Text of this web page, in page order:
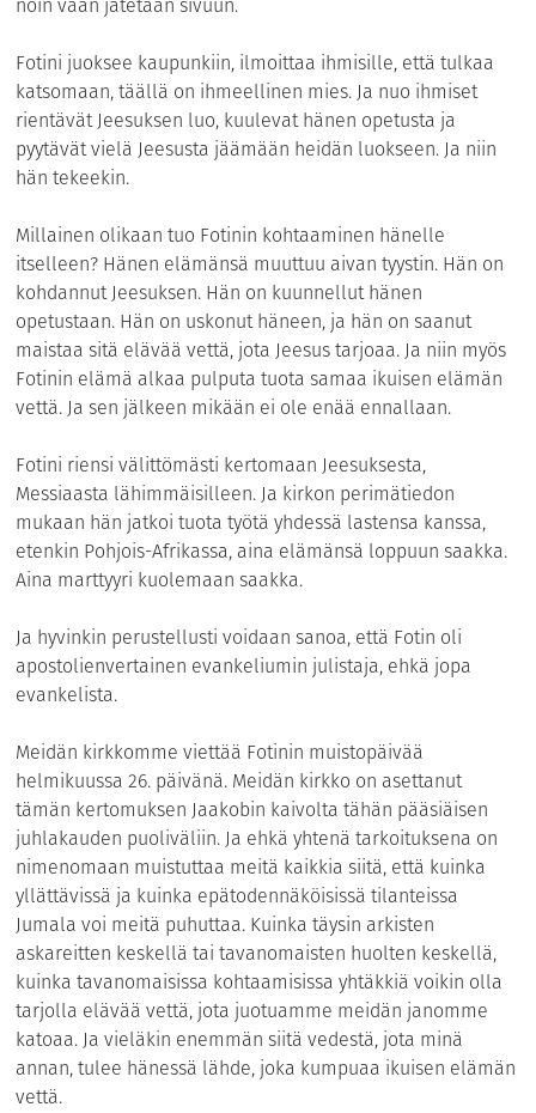
noin vaan jätetään sivuun.
Fotini juoksee kaupunkiin, ilmoittaa ihmisille, että tulkaa
katsomaan, täällä on ihmeellinen mies. Ja nuo ihmiset
rientävät Jeesuksen luo, kuulevat hänen opetusta ja
pyytävät vielä Jeesusta jäämään heidän luokseen. Ja niin
hän tekeekin.
Millainen olikaan tuo Fotinin kohtaaminen hänelle
itselleen? Hänen elämänsä muuttuu aivan tyystin. Hän on
kohdannut Jeesuksen. Hän on kuunnellut hänen
opetustaan. Hän on uskonut häneen, ja hän on saanut
maistaa sitä elävää vettä, jota Jeesus tarjoaa. Ja niin myös
Fotinin elämä alkaa pulputa tuota samaa ikuisen elämän
vettä. Ja sen jälkeen mikään ei ole enää ennallaan.
Fotini riensi välittömästi kertomaan Jeesuksesta,
Messiaasta lähimmäisilleen. Ja kirkon perimätiedon
mukaan hän jatkoi tuota työtä yhdessä lastensa kanssa,
etenkin Pohjois-Afrikassa, aina elämänsä loppuun saakka.
Aina marttyyri kuolemaan saakka.
Ja hyvinkin perustellusti voidaan sanoa, että Fotin oli
apostolienvertainen evankeliumin julistaja, ehkä jopa
evankelista.
Meidän kirkkomme viettää Fotinin muistopäivää
helmikuussa 26. päivänä. Meidän kirkko on asettanut
tämän kertomuksen Jaakobin kaivolta tähän pääsiäisen
juhlakauden puoliväliin. Ja ehkä yhtenä tarkoituksena on
nimenomaan muistuttaa meitä kaikkia siitä, että kuinka
yllättävissä ja kuinka epätodennäköisissä tilanteissa
Jumala voi meitä puhuttaa. Kuinka täysin arkisten
askareitten keskellä tai tavanomaisten huolten keskellä,
kuinka tavanomaisissa kohtaamisissa yhtäkkiä voikin olla
tarjolla elävää vettä, jota juotuamme meidän janomme
katoaa. Ja vieläkin enemmän siitä vedestä, jota minä
annan, tulee hänessä lähde, joka kumpuaa ikuisen elämän
vettä.